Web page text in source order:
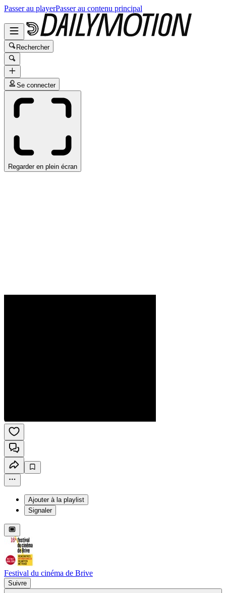
Passer au playerPasser au contenu principal
Rechercher
Se connecter
Regarder en plein écran
Ajouter à la playlist
Signaler
Festival du cinéma de Brive
Suivre